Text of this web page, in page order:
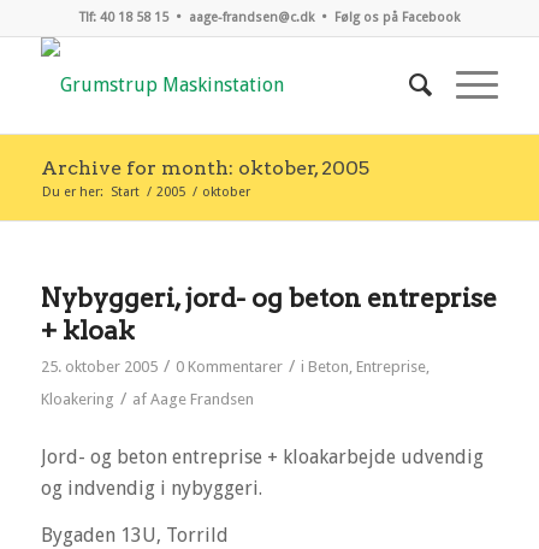
Tlf: 40 18 58 15 • aage-frandsen@c.dk• Følg os på Facebook
Archive for month: oktober, 2005
Du er her: Start / 2005 / oktober
Nybyggeri, jord- og beton entreprise
+ kloak
25. oktober 2005 / 0 Kommentarer / i Beton, Entreprise,
Kloakering / af Aage Frandsen
Jord- og beton entreprise + kloakarbejde udvendig
og indvendig i nybyggeri.
Bygaden 13U, Torrild